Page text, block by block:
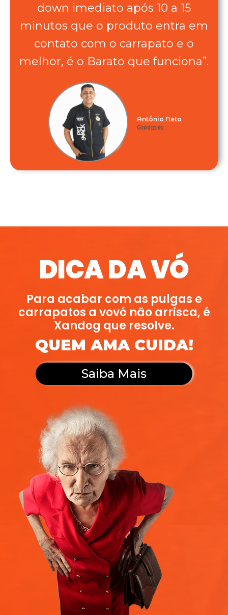
down imediato após 10 a 15
minutos que o produto entra em
contato com o carrapato e o
melhor, é o Barato que funciona”.
Antônio Neto
Groomer
DICA DA VÓ
Para acabar com as pulgas e
carrapatos a vovó não arrisca, é
Xandog que resolve.
QUEM AMA CUIDA!
Saiba Mais